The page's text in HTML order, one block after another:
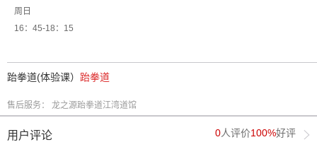
周日
16：45-18：15
跆拳道(体验课） 跆拳道
售后服务： 龙之源跆拳道江湾道馆
用户评论 0人评价100%好评